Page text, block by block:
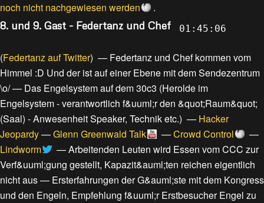
noch nicht nachgewiesen werden
.
8. und 9. Gast - Federtanz und Chef 01:45:06
(Federtanz auf Twitter) — Federtanz und Chef kommen vom
Himmel :D Und der ist auf einer Ebene mit dem Sendezentrum
\o/— Das Engelsystem auf dem 30c3 (Herolde im
Engelsystem - verantwortlich f&uuml;r den &quot;Raum&quot;
(Saal) - Anwesenheit Speaker, Technik etc.) — Hacker
Jeopardy—Glenn Greenwald Talk —Crowd Control
—
Lindworm
—Arbeitenden Leuten wird Essen vom CCC zur
Verf&uuml;gung gestellt, Kapazit&auml;ten reichen eigentlich
nicht aus— Ersterfahrungen der G&auml;ste mit dem Kongress
und den Engeln, Empfehlung f&uuml;r Erstbesucher Engel zu